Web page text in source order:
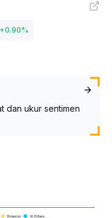
+0.90%
dan ukur sentimen